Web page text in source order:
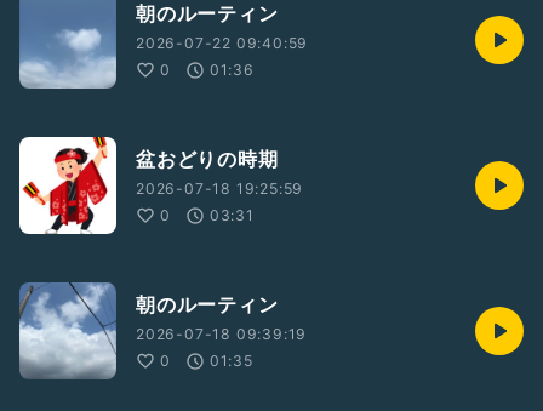
朝のルーティン
2026-07-22 09:40:59
0
01:36
盆おどりの時期
2026-07-18 19:25:59
0
03:31
朝のルーティン
2026-07-18 09:39:19
0
01:35